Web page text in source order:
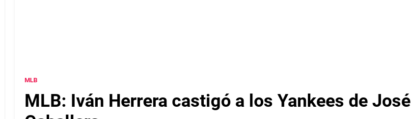
MLB
MLB: Iván Herrera castigó a los Yankees de José